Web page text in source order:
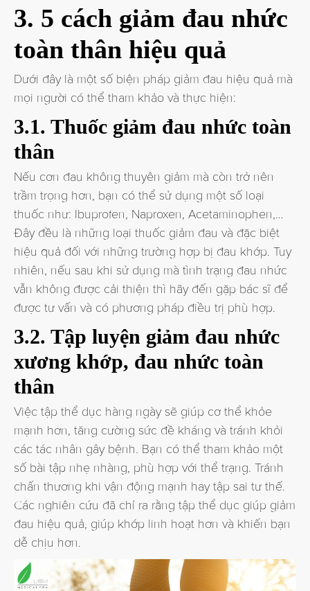
3. 5 cách giảm đau nhức
toàn thân hiệu quả
Dưới đây là một số biện pháp giảm đau hiệu quả mà
mọi người có thể tham khảo và thực hiện:
3.1. Thuốc giảm đau nhức toàn
thân
Nếu cơn đau không thuyên giảm mà còn trở nên
trầm trọng hơn, bạn có thể sử dụng một số loại
thuốc như: Ibuprofen, Naproxen, Acetaminophen,…
Đây đều là những loại thuốc giảm đau và đặc biệt
hiệu quả đối với những trường hợp bị đau khớp. Tuy
nhiên, nếu sau khi sử dụng mà tình trạng đau nhức
vẫn không được cải thiện thì hãy đến gặp bác sĩ để
được tư vấn và có phương pháp điều trị phù hợp.
3.2. Tập luyện giảm đau nhức
xương khớp, đau nhức toàn
thân
Việc tập thể dục hàng ngày sẽ giúp cơ thể khỏe
mạnh hơn, tăng cường sức đề kháng và tránh khỏi
các tác nhân gây bệnh. Bạn có thể tham khảo một
số bài tập nhẹ nhàng, phù hợp với thể trạng. Tránh
chấn thương khi vận động mạnh hay tập sai tư thế.
Các nghiên cứu đã chỉ ra rằng tập thể dục giúp giảm
đau hiệu quả, giúp khớp linh hoạt hơn và khiến bạn
dễ chịu hơn.